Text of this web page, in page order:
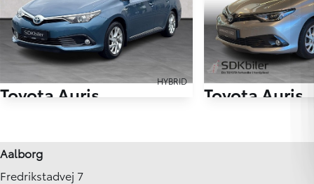
HYBRID
Toyota Auris
2016
Hybrid (Benzin / El)
Toyota Auris
Aalborg
Fredrikstadvej 7